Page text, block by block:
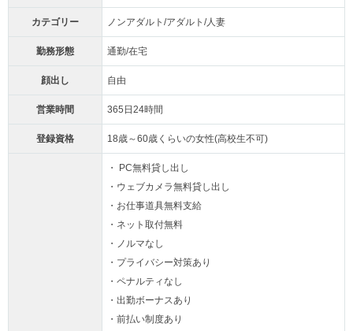
カテゴリー ノンアダルト/アダルト/人妻
勤務形態 通勤/在宅
顔出し 自由
営業時間 365日24時間
登録資格 18歳～60歳くらいの女性(高校生不可)
・ PC無料貸し出し
・ウェブカメラ無料貸し出し
・お仕事道具無料支給
・ネット取付無料
・ノルマなし
・プライバシー対策あり
・ペナルティなし
・出勤ボーナスあり
・前払い制度あり